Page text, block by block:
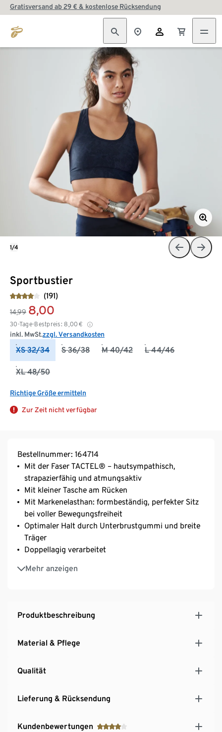
Gratisversand ab 29 € & kostenlose Rücksendung
Sportbustier
(191)
14,99 8,00
30-Tage-Bestpreis: 8,00 €
inkl. MwSt.zzgl. Versandkosten
XS 32/34 S 36/38 M 40/42 L 44/46
XL 48/50
Richtige Größe ermitteln
Zur Zeit nicht verfügbar
1/4
Bestellnummer: 164714
Mit der Faser TACTEL® – hautsympathisch,
strapazierfähig und atmungsaktiv
Mit kleiner Tasche am Rücken
Mit Markenelasthan: formbeständig, perfekter Sitz
bei voller Bewegungsfreiheit
Optimaler Halt durch Unterbrustgummi und breite
Träger
Doppellagig verarbeitet
Mehr anzeigen
Rundhalsausschnitt
Mit Ringerrücken
Für diverse Sportarten geeignet
Produktbeschreibung
Material & Pflege
Qualität
Lieferung & Rücksendung
Kundenbewertungen